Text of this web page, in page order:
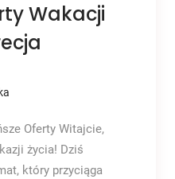
Wakacji
Oferty Witajcie,
życia! Dziś
który przyciąga